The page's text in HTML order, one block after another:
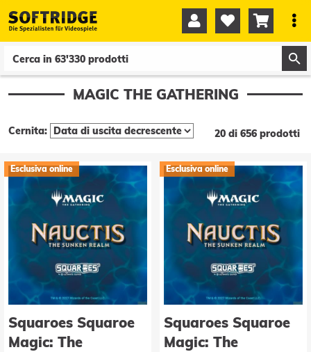
   
MAGIC THE GATHERING
Cernita: 20 di 656 prodotti
Esclusiva online
Squaroes Squaroe
Magic: The
Esclusiva online
Squaroes Squaroe
Magic: The